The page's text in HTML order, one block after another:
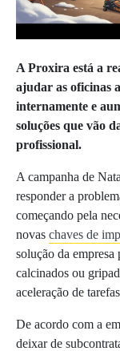
A Proxira está a
ajudar as oficinas
internamente e
soluções que vão
profissional.
A campanha de
responder a
começando pela
novas chaves de
solução da
calcinados ou
aceleração de
De acordo com a
deixar de